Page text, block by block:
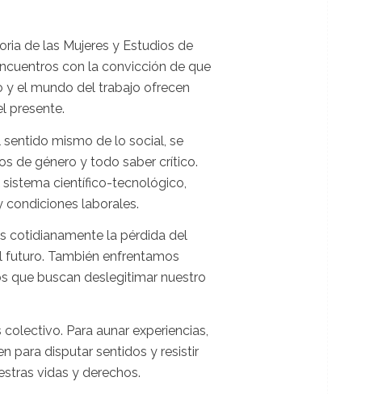
de las Mujeres y Estudios de
con la convicción de que
y el mundo del trabajo ofrecen
presente.
mismo de lo social, se
de género y todo saber crítico.
científico-tecnológico,
laborales.
cotidianamente la pérdida del
futuro. También enfrentamos
que buscan deslegitimar nuestro
Para aunar experiencias,
para disputar sentidos y resistir
vidas y derechos.